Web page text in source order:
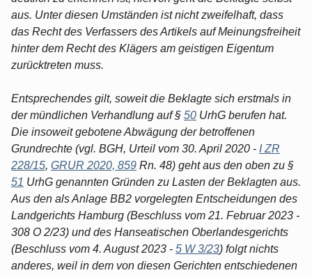
aus. Unter diesen Umständen ist nicht zweifelhaft, dass
das Recht des Verfassers des Artikels auf Meinungsfreiheit
hinter dem Recht des Klägers am geistigen Eigentum
zurücktreten muss.
Entsprechendes gilt, soweit die Beklagte sich erstmals in
der mündlichen Verhandlung auf § 50 UrhG berufen hat.
Die insoweit gebotene Abwägung der betroffenen
Grundrechte (vgl. BGH, Urteil vom 30. April 2020 - I ZR
228/15, GRUR 2020, 859 Rn. 48) geht aus den oben zu §
51 UrhG genannten Gründen zu Lasten der Beklagten aus.
Aus den als Anlage BB2 vorgelegten Entscheidungen des
Landgerichts Hamburg (Beschluss vom 21. Februar 2023 -
308 O 2/23) und des Hanseatischen Oberlandesgerichts
(Beschluss vom 4. August 2023 - 5 W 3/23) folgt nichts
anderes, weil in dem von diesen Gerichten entschiedenen